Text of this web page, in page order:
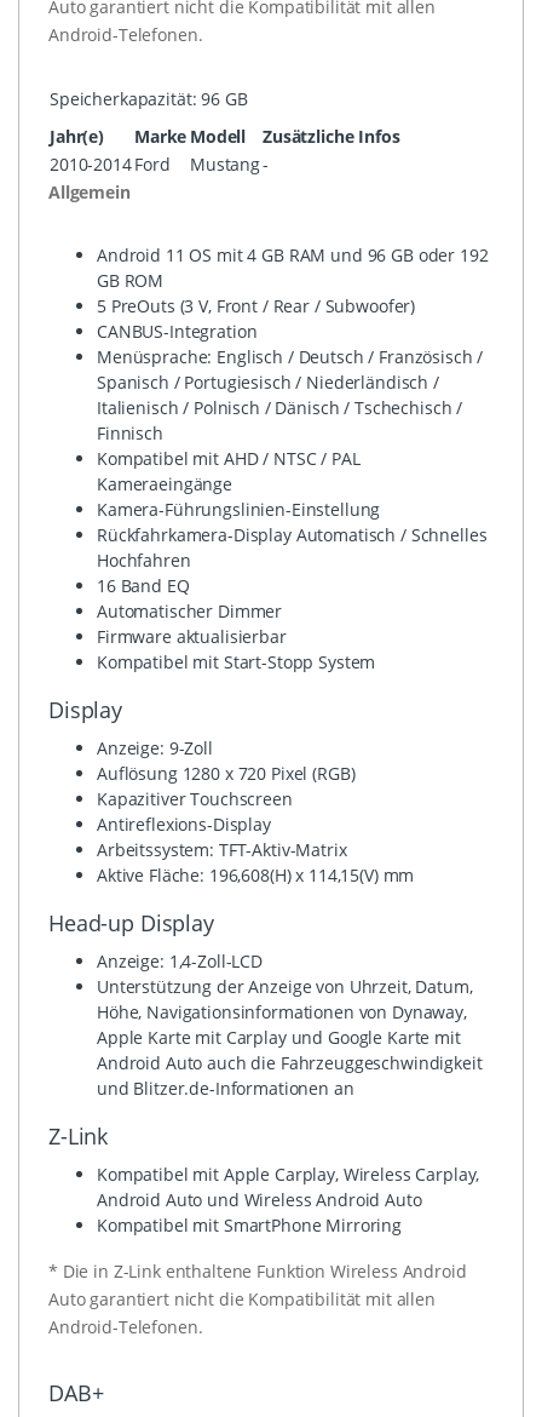
Auto garantiert nicht die Kompatibilität mit allen
Android-Telefonen.
Speicherkapazität: 96 GB
Jahr(e)
Marke Modell
Zusätzliche Infos
2010-2014Ford Mustang-
Allgemein
Android 11 OS mit 4 GB RAM und 96 GB oder 192
GB ROM
5 PreOuts (3 V, Front / Rear / Subwoofer)
CANBUS-Integration
Menüsprache: Englisch / Deutsch / Französisch /
Spanisch / Portugiesisch / Niederländisch /
Italienisch / Polnisch / Dänisch / Tschechisch /
Finnisch
Kompatibel mit AHD / NTSC / PAL
Kameraeingänge
Kamera-Führungslinien-Einstellung
Rückfahrkamera-Display Automatisch / Schnelles
Hochfahren
16 Band EQ
Automatischer Dimmer
Firmware aktualisierbar
Kompatibel mit Start-Stopp System
Display
Anzeige: 9-Zoll
Auflösung 1280 x 720 Pixel (RGB)
Kapazitiver Touchscreen
Antireflexions-Display
Arbeitssystem: TFT-Aktiv-Matrix
Aktive Fläche: 196,608(H) x 114,15(V) mm
Head-up Display
Anzeige: 1,4-Zoll-LCD
Unterstützung der Anzeige von Uhrzeit, Datum,
Höhe, Navigationsinformationen von Dynaway,
Apple Karte mit Carplay und Google Karte mit
Android Auto auch die Fahrzeuggeschwindigkeit
und Blitzer.de-Informationen an
Z-Link
Kompatibel mit Apple Carplay, Wireless Carplay,
Android Auto und Wireless Android Auto
Kompatibel mit SmartPhone Mirroring
* Die in Z-Link enthaltene Funktion Wireless Android
Auto garantiert nicht die Kompatibilität mit allen
Android-Telefonen.
DAB+